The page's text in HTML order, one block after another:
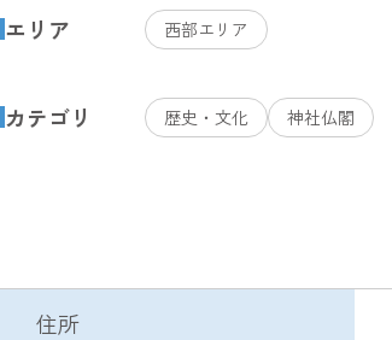
エリア 西部エリア
カテゴリ 歴史・文化 神社仏閣
住所